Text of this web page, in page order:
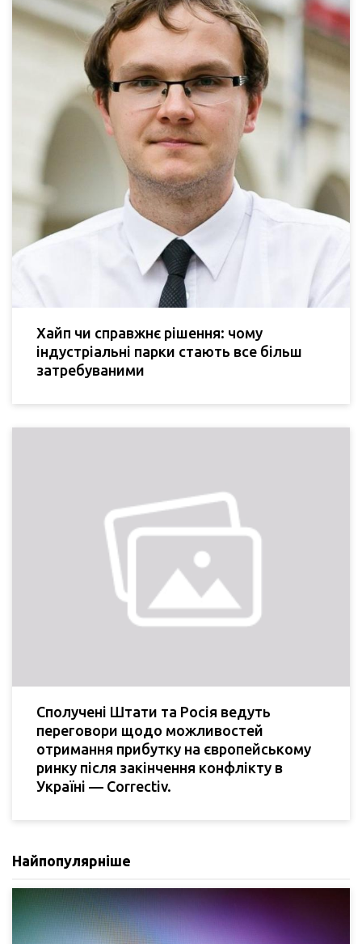
Хайп чи справжнє рішення: чому
індустріальні парки стають все більш
затребуваними
Сполучені Штати та Росія ведуть
переговори щодо можливостей
отримання прибутку на європейському
ринку після закінчення конфлікту в
Україні — Correctiv.
Найпопулярніше